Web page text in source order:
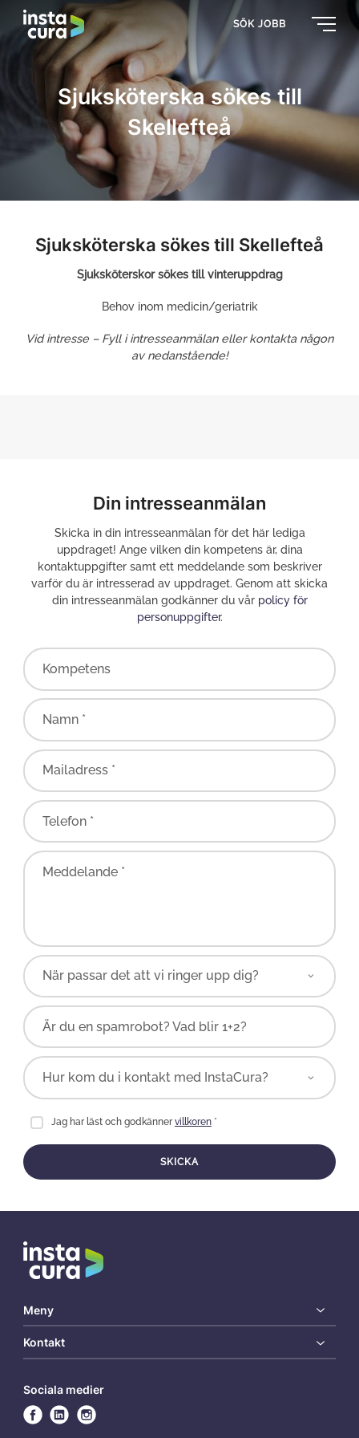
SÖK JOBB
Sjuksköterska sökes till
Skellefteå
Sjuksköterska sökes till Skellefteå
Sjuksköterskor sökes till vinteruppdrag
Behov inom medicin/geriatrik
Vid intresse – Fyll i intresseanmälan eller kontakta någon
av nedanstående!
Din intresseanmälan
Skicka in din intresseanmälan för det här lediga
uppdraget! Ange vilken din kompetens är, dina
kontaktuppgifter samt ett meddelande som beskriver
varför du är intresserad av uppdraget. Genom att skicka
din intresseanmälan godkänner du vår policy för
personuppgifter.
Kompetens
Namn *
Mailadress *
Telefon *
Meddelande *
Är du en spamrobot? Vad blir 1+2?
Jag har läst och godkännervillkoren*
SKICKA
Meny
Kontakt
Sociala medier